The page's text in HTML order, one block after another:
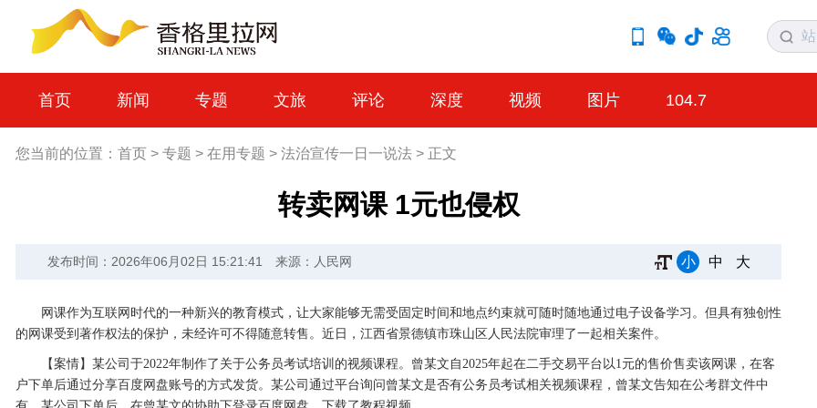
首页 新闻 专题 文旅 评论 深度 视频 图片 104.7
您当前的位置： 首页 > 专题 > 在用专题 > 法治宣传一日一说法 > 正文
转卖网课 1元也侵权
发布时间：2026年06月02日 15:21:41 来源：人民网 小 中 大
网课作为互联网时代的一种新兴的教育模式，让大家能够无需受固定时间和地点约束就可随时随地通过电子设备学习。但具有独创性
的网课受到著作权法的保护，未经许可不得随意转售。近日，江西省景德镇市珠山区人民法院审理了一起相关案件。
【案情】某公司于2022年制作了关于公务员考试培训的视频课程。曾某文自2025年起在二手交易平台以1元的售价售卖该网课，在客
户下单后通过分享百度网盘账号的方式发货。某公司通过平台询问曾某文是否有公务员考试相关视频课程，曾某文告知在公考群文件中